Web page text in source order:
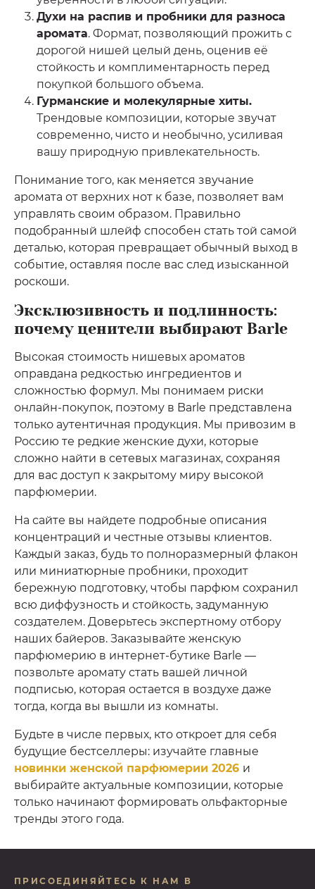
Духи на распив и пробники для разноса
аромата. Формат, позволяющий прожить с
дорогой нишей целый день, оценив её
стойкость и комплиментарность перед
покупкой большого объема.
Гурманские и молекулярные хиты.
Трендовые композиции, которые звучат
современно, чисто и необычно, усиливая
вашу природную привлекательность.
Понимание того, как меняется звучание
аромата от верхних нот к базе, позволяет вам
управлять своим образом. Правильно
подобранный шлейф способен стать той самой
деталью, которая превращает обычный выход в
событие, оставляя после вас след изысканной
роскоши.
Эксклюзивность и подлинность:
почему ценители выбирают Barle
Высокая стоимость нишевых ароматов
оправдана редкостью ингредиентов и
сложностью формул. Мы понимаем риски
онлайн-покупок, поэтому в Barle представлена
только аутентичная продукция. Мы привозим в
Россию те редкие женские духи, которые
сложно найти в сетевых магазинах, сохраняя
для вас доступ к закрытому миру высокой
парфюмерии.
На сайте вы найдете подробные описания
концентраций и честные отзывы клиентов.
Каждый заказ, будь то полноразмерный флакон
или миниатюрные пробники, проходит
бережную подготовку, чтобы парфюм сохранил
всю диффузность и стойкость, задуманную
создателем. Доверьтесь экспертному отбору
наших байеров. Заказывайте женскую
парфюмерию в интернет-бутике Barle —
позвольте аромату стать вашей личной
подписью, которая остается в воздухе даже
тогда, когда вы вышли из комнаты.
Будьте в числе первых, кто откроет для себя
будущие бестселлеры: изучайте главные
новинки женской парфюмерии 2026 и
выбирайте актуальные композиции, которые
только начинают формировать ольфакторные
тренды этого года.
ПРИСОЕДИНЯЙТЕСЬ К НАМ В